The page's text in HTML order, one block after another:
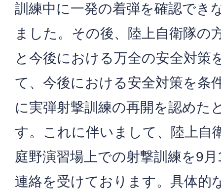
訓練中に一発の着弾を確認でき
ました。その後、陸上自衛隊の
と今後における万全の安全対策
て、今後における安全対策を条
に実弾射撃訓練の再開を認めた
す。これに伴いまして、陸上自
庭野演習場上での射撃訓練を9
連絡を受けております。具体的